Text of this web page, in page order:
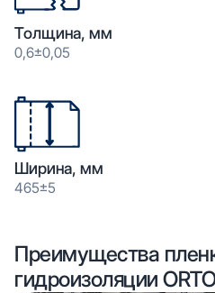
Толщина, мм
0,6±0,05
Ширина, мм
465±5
Преимущества
гидроизоляции